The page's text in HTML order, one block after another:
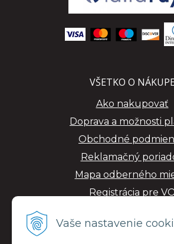
Vaše nastavenie
VŠETKO O
Ako nakupovať
Doprava a možnosti
Obchodné
Reklamačný
Mapa odberného
Registrácia pre